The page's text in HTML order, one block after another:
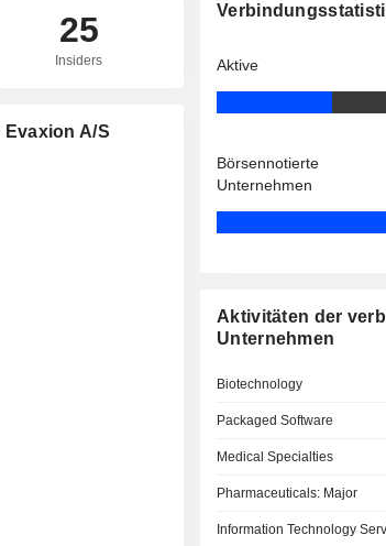
25
Insiders
A/S
Aktive
Börsennotierte
Unternehmen
Aktivitäten der
Unternehmen
Biotechnology
Packaged Software
Medical Specialties
Pharmaceuticals: Major
Information Technology